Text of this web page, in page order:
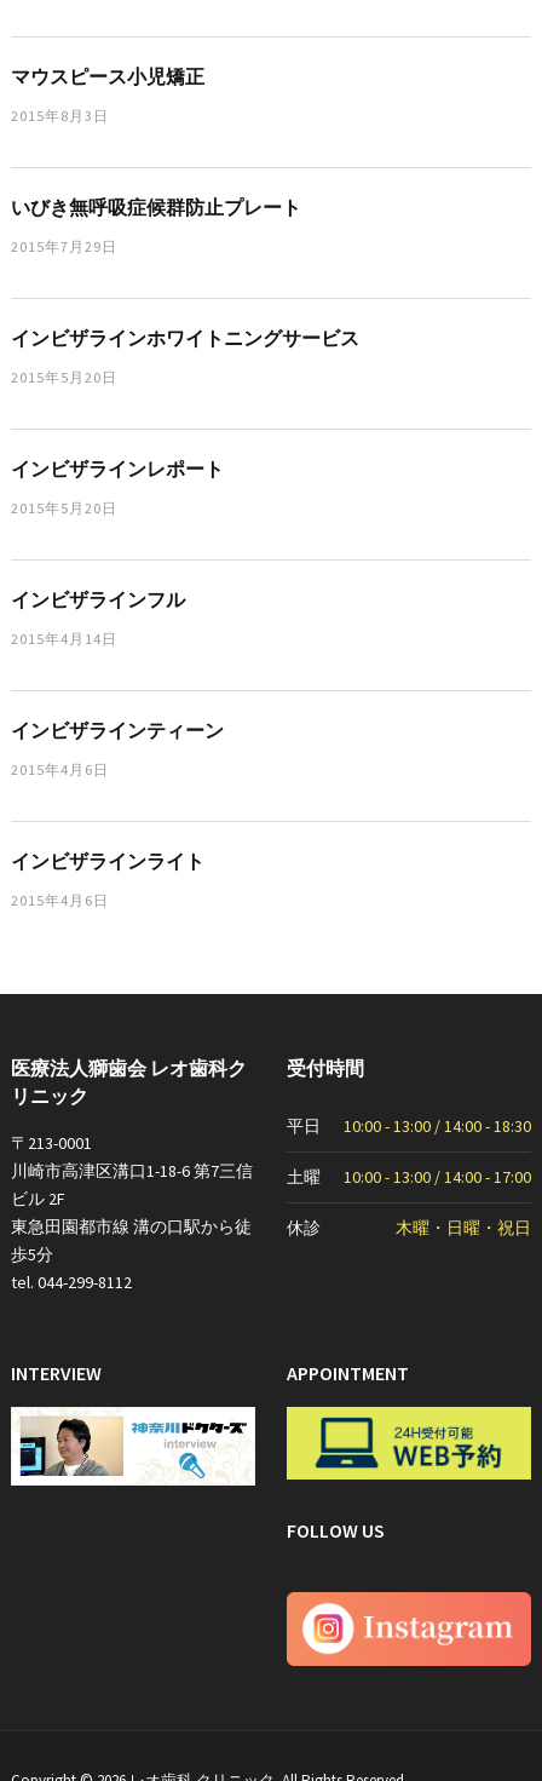
マウスピース小児矯正
2015年8月3日
いびき無呼吸症候群防止プレート
2015年7月29日
インビザラインホワイトニングサービス
2015年5月20日
インビザラインレポート
2015年5月20日
インビザラインフル
2015年4月14日
インビザラインティーン
2015年4月6日
インビザラインライト
2015年4月6日
医療法人獅歯会 レオ歯科ク
リニック
〒213-0001
川崎市高津区溝口1-18-6 第7三信
ビル 2F
東急田園都市線 溝の口駅から徒
歩5分
tel. 044-299-8112
受付時間
平日 10:00 - 13:00 / 14:00 - 18:30
土曜 10:00 - 13:00 / 14:00 - 17:00
休診 木曜・日曜・祝日
INTERVIEW APPOINTMENT
FOLLOW US